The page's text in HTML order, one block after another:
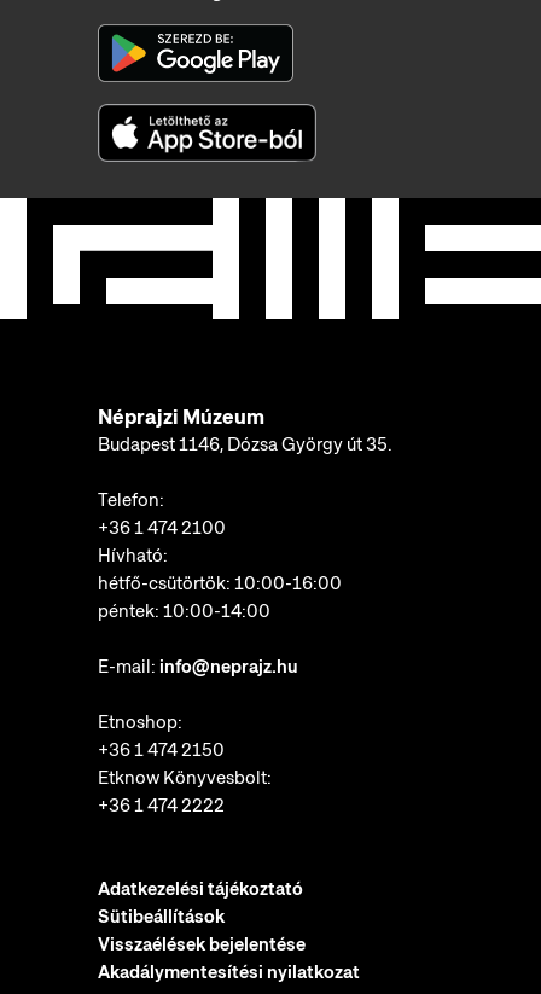
Néprajzi Múzeum
Budapest 1146, Dózsa György út 35.
Telefon:
+36 1 474 2100
Hívható:
hétfő-csütörtök: 10:00-16:00
péntek: 10:00-14:00
E-mail: info@neprajz.hu
Etnoshop:
+36 1 474 2150
Etknow Könyvesbolt:
+36 1 474 2222
Adatkezelési tájékoztató
Sütibeállítások
Visszaélések bejelentése
Akadálymentesítési nyilatkozat